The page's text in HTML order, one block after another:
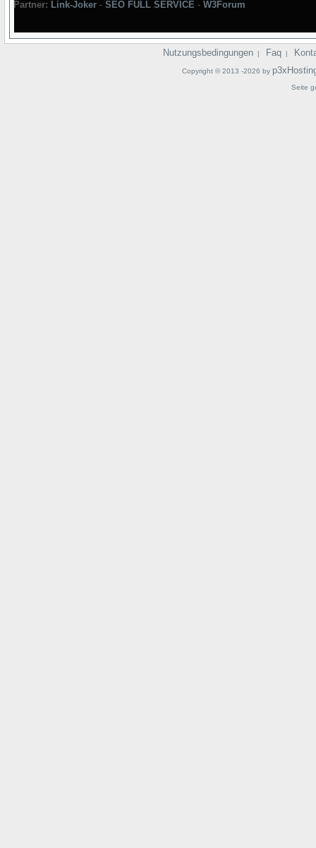
Partner: Link-Joker - SEO FULL SERVICE - W3Forum
Nutzungsbedingungen | Faq |
Copyright © 2013 -2026 by
Seite